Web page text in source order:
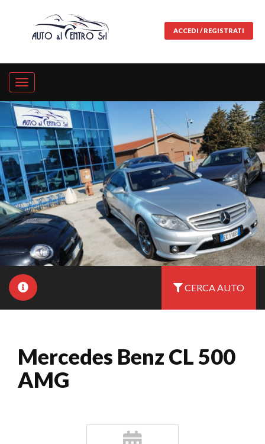
ACCEDI / REGISTRATI
CERCA AUTO
Mercedes Benz CL 500
AMG